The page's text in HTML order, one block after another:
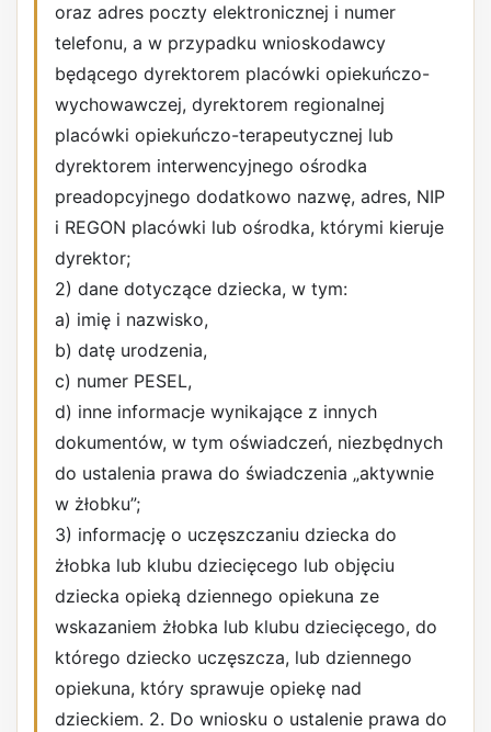
oraz adres poczty elektronicznej i numer
telefonu, a w przypadku wnioskodawcy
będącego dyrektorem placówki opiekuńczo-
wychowawczej, dyrektorem regionalnej
placówki opiekuńczo-terapeutycznej lub
dyrektorem interwencyjnego ośrodka
preadopcyjnego dodatkowo nazwę, adres, NIP
i REGON placówki lub ośrodka, którymi kieruje
dyrektor;
2) dane dotyczące dziecka, w tym:
a) imię i nazwisko,
b) datę urodzenia,
c) numer PESEL,
d) inne informacje wynikające z innych
dokumentów, w tym oświadczeń, niezbędnych
do ustalenia prawa do świadczenia „aktywnie
w żłobku”;
3) informację o uczęszczaniu dziecka do
żłobka lub klubu dziecięcego lub objęciu
dziecka opieką dziennego opiekuna ze
wskazaniem żłobka lub klubu dziecięcego, do
którego dziecko uczęszcza, lub dziennego
opiekuna, który sprawuje opiekę nad
dzieckiem. 2. Do wniosku o ustalenie prawa do